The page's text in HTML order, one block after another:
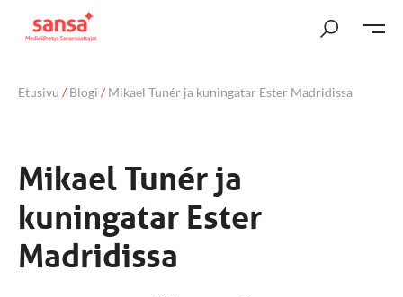
Etusivu /Blogi /Mikael Tunér ja kuningatar Ester Madridissa
Mikael Tunér ja
kuningatar Ester
Madridissa